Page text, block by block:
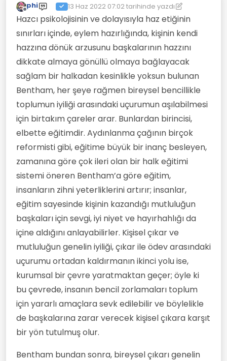
Çevrimdışı
phi 13 Haz 2022 07:02tarihinde yazdı
Son düzenleyen: phi
Hazcı psikolojisinin ve dolayısıyla haz etiğinin
sınırları içinde, eylem hazırlığında, kişinin kendi
hazzına dönük arzusunu başkalarının hazzını
dikkate almaya gönüllü olmaya bağlayacak
sağlam bir halkadan kesinlikle yoksun bulunan
Bentham, her şeye rağmen bireysel bencillikle
toplumun iyiliği arasındaki uçurumun aşılabilmesi
için birtakım çareler arar. Bunlardan birincisi,
elbette eğitimdir. Aydınlanma çağının birçok
reformisti gibi, eğitime büyük bir inanç besleyen,
zamanına göre çok ileri olan bir halk eğitimi
sistemi öneren Bentham’a göre eğitim,
insanların zihni yeterliklerini artırır; insanlar,
eğitim sayesinde kişinin kazandığı mutluluğun
başkaları için sevgi, iyi niyet ve hayırhahlığı da
içine aldığını anlayabilirler. Kişisel çıkar ve
mutluluğun genelin iyiliği, çıkar ile ödev arasındaki
uçurumu ortadan kaldırmanın ikinci yolu ise,
kurumsal bir çevre yaratmaktan geçer; öyle ki
bu çevrede, insanın bencil zorlamaları toplum
için yararlı amaçlara sevk edilebilir ve böylelikle
de başkalarına zarar verecek kişisel çıkara karşıt
bir yön tutulmuş olur.
Bentham bundan sonra, bireysel çıkarı genelin